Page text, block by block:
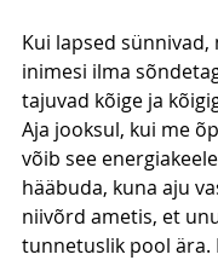
Kui lapsed
inimesi ilma
tajuvad kõige ja
Aja jooksul, kui me
võib see
hääbuda, kuna aju
niivõrd ametis, et
tunnetuslik pool ära.